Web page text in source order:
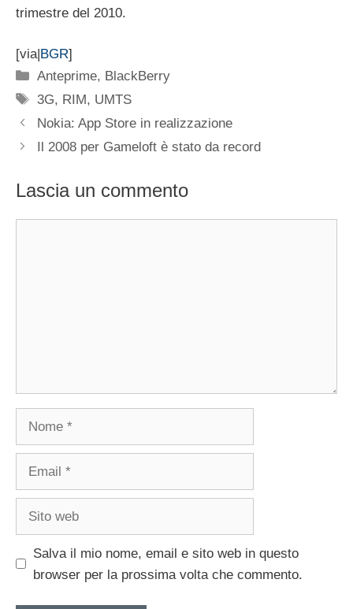
trimestre del 2010.
[via| BGR]
Categorie
Anteprime, BlackBerry
Tag
3G, RIM, UMTS
Nokia: App Store in realizzazione
Il 2008 per Gameloft è stato da record
Lascia un commento
Salva il mio nome, email e sito web in questo
browser per la prossima volta che commento.